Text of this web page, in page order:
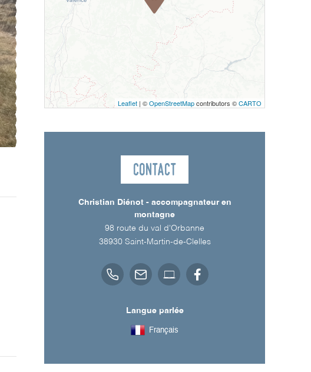
Leaflet | ©OpenStreetMapcontributors ©CARTO
Contact
Christian Diénot - accompagnateur en
montagne
98 route du val d'Orbanne
38930 Saint-Martin-de-Clelles
Langue parlée
Français